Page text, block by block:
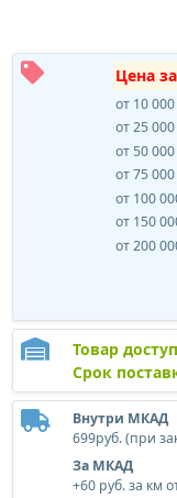
Цена
от 10
от 25
от 50
от 75
от 100
от 150
от 200
Товар
Срок
Внутри МКАД
699руб. (при
За МКАД
+60 руб. за км